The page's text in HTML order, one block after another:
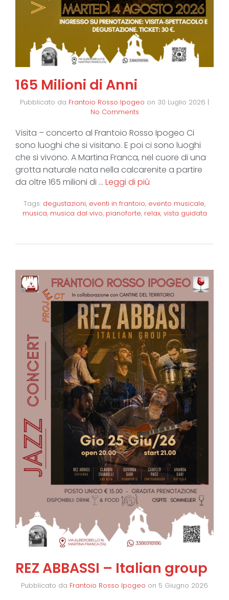
165 Milioni di Anni
Pubblicato da Frantoio Rosso Ipogeo on 30 Luglio 2026 |
No Comments
Visita – concerto al Frantoio Rosso Ipogeo Ci
sono luoghi che si visitano. E poi ci sono luoghi
che si vivono. A Martina Franca, nel cuore di una
grotta naturale nata nella calcarenite a partire
da oltre 165 milioni di … Leggi di più
Tags: degustazioni, eventi in frantoio, evento musicale,
musica, musica dal vivo, pianoforte, relax, vista guidata
REZ ABBASSI – Italian group
Pubblicato da Frantoio Rosso Ipogeo on 5 Giugno 2026